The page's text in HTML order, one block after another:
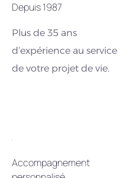
Depuis 1987
Plus de 35 ans
d’expérience au service
de votre projet de vie.
Accompagnement